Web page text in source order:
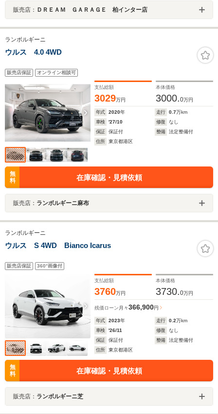
販売店： ＤＲＥＡＭ ＧＡＲＡＧＥ 柏インター店
ランボルギーニ
ウルス 4.0 4WD
販売店保証 オンライン相談可
支払総額
3029万円
本体価格
3000.0万円
年式 2020年 走行 0.7万km
車検
'27/10 修復
なし
保証
保証付 整備
法定整備付
住所
東京都港区
無
料
在庫確認・見積依頼
販売店： ランボルギーニ麻布
ランボルギーニ
ウルス S 4WD Bianco Icarus
販売店保証 360°画像付
支払総額
3760万円
本体価格
3730.0万円
残価ローン 月々366,900円
年式 2023年 走行 0.2万km
車検
'26/11 修復
なし
保証
保証付 整備
法定整備付
住所
東京都港区
無
料
在庫確認・見積依頼
販売店： ランボルギーニ芝